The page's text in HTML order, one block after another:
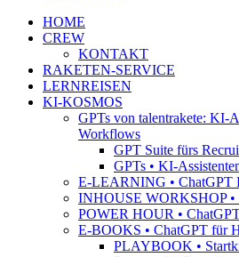
HOME
CREW
KONTAKT
RAKETEN-SERVICE
LERNREISEN
KI-KOSMOS
GPTs von talentrakete: KI-
Workflows
GPT Suite fürs
GPTs • KI-
E-LEARNING • ChatGPT
INHOUSE WORKSHOP •
POWER HOUR •
E-BOOKS • ChatGPT für
PLAYBOOK •